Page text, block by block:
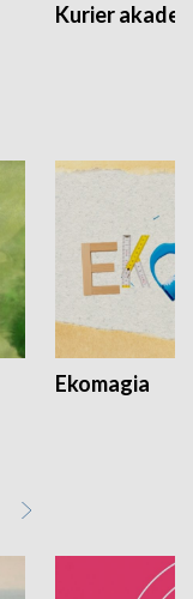
Kurier
Ekomagia